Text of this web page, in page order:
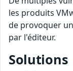
les produits
de provoquer
par l'éditeur.
Solutions